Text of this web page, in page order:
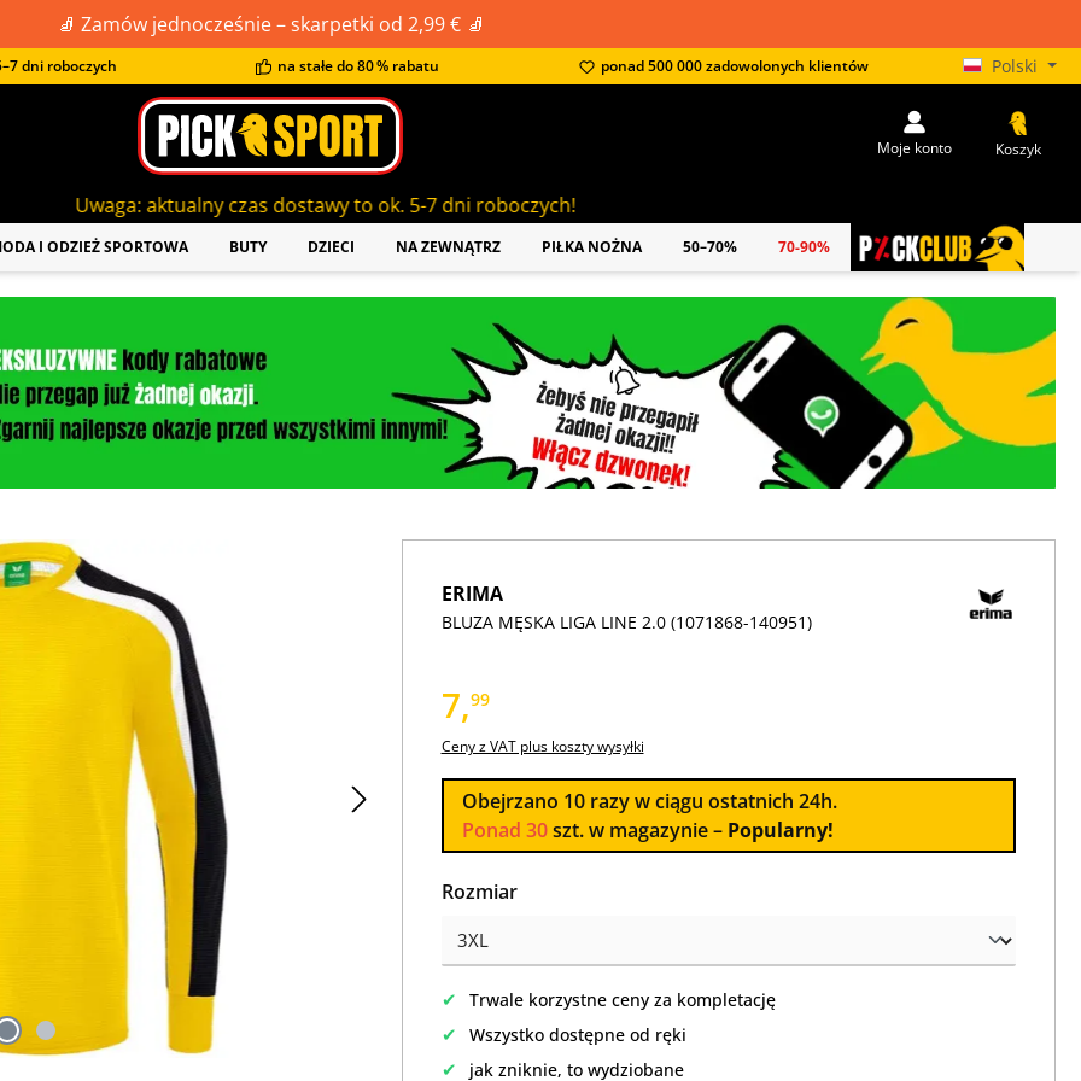
🧦 Zamów jednocześnie – skarpetki od 2,99 € 🧦
dni roboczych na stałe do 80 % rabatu ponad 500 000 zadowolonych klientów Polski
aktualny czas dostawy to ok. 5-7 dni roboczych!
Moje konto Koszyk
I ODZIEŻ SPORTOWA BUTY DZIECI NA ZEWNĄTRZ PIŁKA NOŻNA 50–70% 70-90% PICKCLUB
ERIMA
BLUZA MĘSKA LIGA LINE 2.0 (1071868-140951)
7,99
Ceny z VAT plus koszty wysyłki
Obejrzano 10razy w ciągu ostatnich 24h.
Ponad 30szt. w magazynie – Popularny!
Wybierz
Rozmiar
✔ Trwale korzystne ceny za kompletację
✔ Wszystko dostępne od ręki
✔ jak zniknie, to wydziobane